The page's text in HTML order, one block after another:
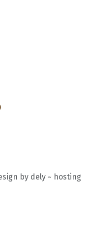
by dely ~ hosting